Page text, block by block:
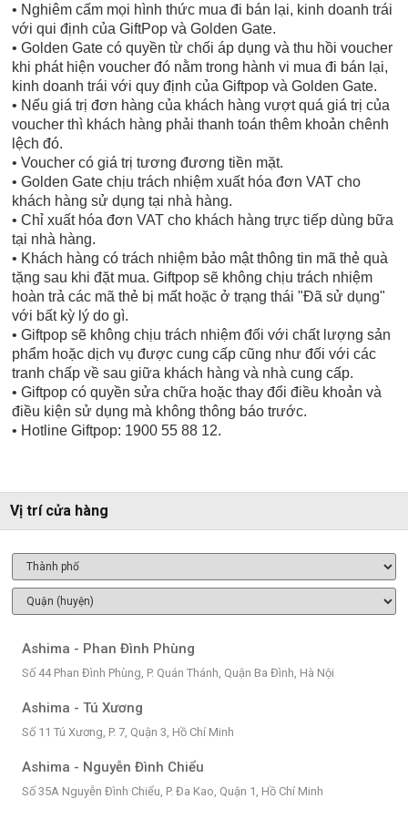
• Nghiêm cấm mọi hình thức mua đi bán lại, kinh doanh trái
với qui định của GiftPop và Golden Gate.
• Golden Gate có quyền từ chối áp dụng và thu hồi voucher
khi phát hiện voucher đó nằm trong hành vi mua đi bán lại,
kinh doanh trái với quy định của Giftpop và Golden Gate.
• Nếu giá trị đơn hàng của khách hàng vượt quá giá trị của
voucher thì khách hàng phải thanh toán thêm khoản chênh
lệch đó.
• Voucher có giá trị tương đương tiền mặt.
• Golden Gate chịu trách nhiệm xuất hóa đơn VAT cho
khách hàng sử dụng tại nhà hàng.
• Chỉ xuất hóa đơn VAT cho khách hàng trực tiếp dùng bữa
tại nhà hàng.
• Khách hàng có trách nhiệm bảo mật thông tin mã thẻ quà
tặng sau khi đặt mua. Giftpop sẽ không chịu trách nhiệm
hoàn trả các mã thẻ bị mất hoặc ở trạng thái "Đã sử dụng"
với bất kỳ lý do gì.
• Giftpop sẽ không chịu trách nhiệm đối với chất lượng sản
phẩm hoặc dịch vụ được cung cấp cũng như đối với các
tranh chấp về sau giữa khách hàng và nhà cung cấp.
• Giftpop có quyền sửa chữa hoặc thay đổi điều khoản và
điều kiện sử dụng mà không thông báo trước.
• Hotline Giftpop: 1900 55 88 12.
Vị trí cửa hàng
Ashima - Phan Đình Phùng
Số 44 Phan Đình Phùng, P. Quán Thánh, Quận Ba Đình, Hà Nội
Ashima - Tú Xương
Số 11 Tú Xương, P. 7, Quận 3, Hồ Chí Minh
Ashima - Nguyễn Đình Chiểu
Số 35A Nguyễn Đình Chiểu, P. Đa Kao, Quận 1, Hồ Chí Minh